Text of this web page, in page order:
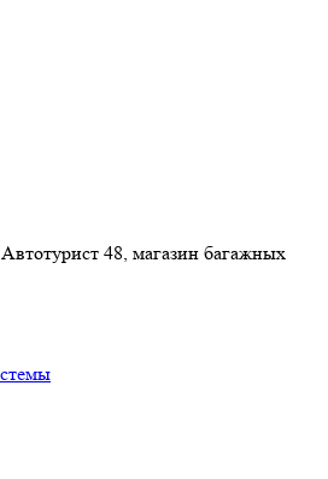
48, магазин багажных